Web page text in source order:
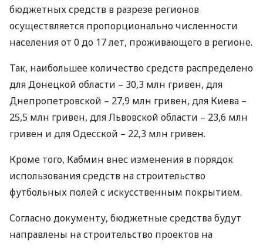
бюджетных средств в разрезе регионов
осуществляется пропорционально численности
населения от 0 до 17 лет, проживающего в регионе.
Так, наибольшее количество средств распределено
для Донецкой области – 30,3 млн гривен, для
Днепропетровской – 27,9 млн гривен, для Киева –
25,5 млн гривен, для Львовской области – 23,6 млн
гривен и для Одесской – 22,3 млн гривен.
Кроме того, Кабмин внес изменения в порядок
использования средств на строительство
футбольных полей с искусственным покрытием.
Согласно документу, бюджетные средства будут
направлены на строительство проектов на